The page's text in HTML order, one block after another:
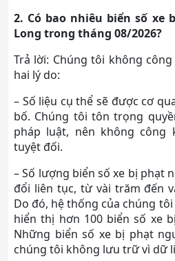
2. Có bao nhiêu biển số xe
Long trong tháng 08/2026?
Trả lời: Chúng tôi không
hai lý do:
– Số liệu cụ thể sẽ được cơ
bố. Chúng tôi tôn trọng
pháp luật, nên không công
tuyệt đối.
– Số lượng biển số xe bị phạt
đổi liên tục, từ vài trăm đến
Do đó, hệ thống của chúng
hiển thị hơn 100 biển số xe
Những biển số xe bị phạt
chúng tôi không lưu trữ vì dữ